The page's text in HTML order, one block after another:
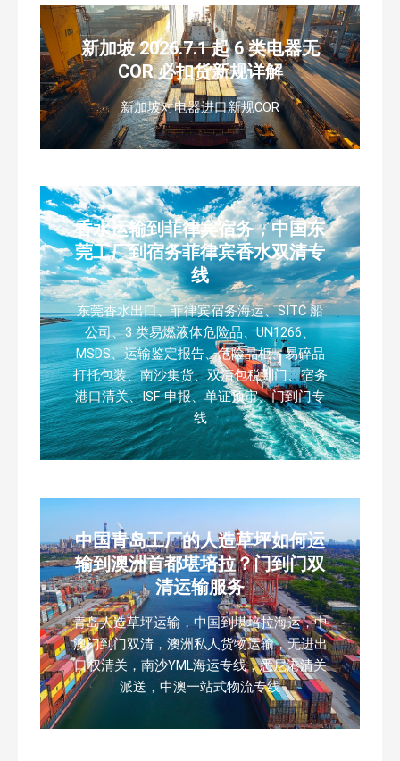
新加坡 2026.7.1 起 6 类电器无
COR 必扣货新规详解
新加坡对电器进口新规COR
香水运输到菲律宾宿务，中国东
莞工厂到宿务菲律宾香水双清专
线
东莞香水出口、菲律宾宿务海运、SITC 船
公司、3 类易燃液体危险品、UN1266、
MSDS、运输鉴定报告、危险品柜、易碎品
打托包装、南沙集货、双清包税到门、宿务
港口清关、ISF 申报、单证预审、门到门专
线
中国青岛工厂的人造草坪如何运
输到澳洲首都堪培拉？门到门双
清运输服务
青岛人造草坪运输，中国到堪培拉海运，中
澳门到门双清，澳洲私人货物运输，无进出
口权清关，南沙YML海运专线，悉尼港清关
派送，中澳一站式物流专线